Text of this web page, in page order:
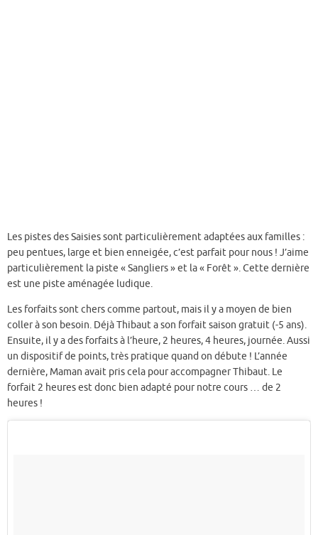
Les pistes des Saisies sont particulièrement adaptées aux familles :
peu pentues, large et bien enneigée, c’est parfait pour nous ! J’aime
particulièrement la piste « Sangliers » et la « Forêt ». Cette dernière
est une piste aménagée ludique.
Les forfaits sont chers comme partout, mais il y a moyen de bien
coller à son besoin. Déjà Thibaut a son forfait saison gratuit (-5 ans).
Ensuite, il y a des forfaits à l’heure, 2 heures, 4 heures, journée. Aussi
un dispositif de points, très pratique quand on débute ! L’année
dernière, Maman avait pris cela pour accompagner Thibaut. Le
forfait 2 heures est donc bien adapté pour notre cours … de 2
heures !